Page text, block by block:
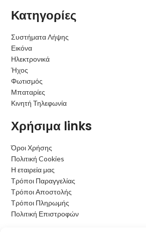
Κατηγορίες
Συστήματα Λήψης
Εικόνα
Ηλεκτρονικά
Ήχος
Φωτισμός
Μπαταρίες
Κινητή Τηλεφωνία
Χρήσιμα links
Όροι Χρήσης
Πολιτική Cookies
Η εταιρεία μας
Τρόποι Παραγγελίας
Τρόποι Αποστολής
Τρόποι Πληρωμής
Πολιτική Επιστροφών